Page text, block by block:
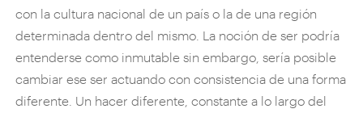
con la cultura nacional de un país o la de una región
determinada dentro del mismo. La noción de ser podría
entenderse como inmutable sin embargo, sería posible
cambiar ese ser actuando con consistencia de una forma
diferente. Un hacer diferente, constante a lo largo del